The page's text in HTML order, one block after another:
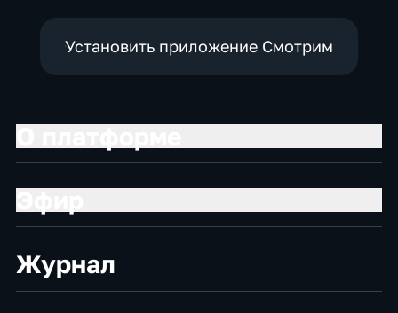
Установить приложение Смотрим
Журнал